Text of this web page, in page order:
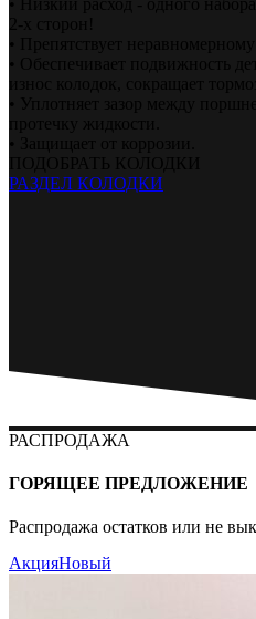
РАЗДЕЛ КОЛОДКИ
РАСПРОДАЖА
ГОРЯЩЕЕ ПРЕДЛОЖЕНИЕ
Распродажа остатков или не
АкцияНовый